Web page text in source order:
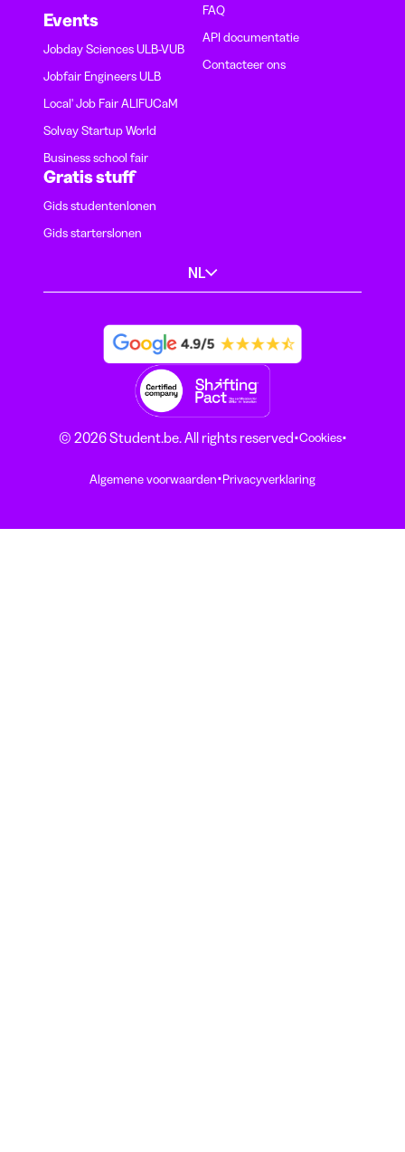
Events
Jobday Sciences ULB-VUB
Jobfair Engineers ULB
Local' Job Fair ALIFUCaM
Solvay Startup World
Business school fair
FAQ
API documentatie
Contacteer ons
Gratis stuff
Gids studentenlonen
Gids starterslonen
NL
© 2026 Student.be. All rights reserved·Cookies·
Algemene voorwaarden·Privacyverklaring